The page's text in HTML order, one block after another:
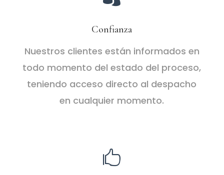
Confianza
Nuestros clientes están informados en
todo momento del estado del proceso,
teniendo acceso directo al despacho
en cualquier momento.
